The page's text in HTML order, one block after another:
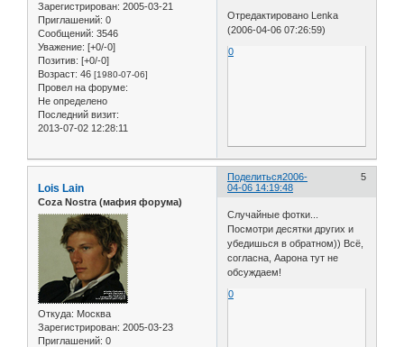
Зарегистрирован: 2005-03-21
Приглашений: 0
Сообщений: 3546
Уважение: [+0/-0]
Позитив: [+0/-0]
Возраст: 46 [1980-07-06]
Провел на форуме:
Не определено
Последний визит:
2013-07-02 12:28:11
Отредактировано Lenka
(2006-04-06 07:26:59)
0
Поделиться 5
2006-
04-06 14:19:48
Lois Lain
Coza Nostra (мафия форума)
Откуда: Москва
Зарегистрирован: 2005-03-23
Приглашений: 0
Случайные фотки...
Посмотри десятки других и
убедишься в обратном)) Всё,
согласна, Аарона тут не
обсуждаем!
0